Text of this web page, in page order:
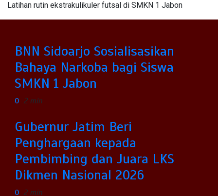
Latihan rutin ekstrakulikuler futsal di SMKN 1 Jabon
BNN Sidoarjo Sosialisasikan
Bahaya Narkoba bagi Siswa
SMKN 1 Jabon
0 2 min
Gubernur Jatim Beri
Penghargaan kepada
Pembimbing dan Juara LKS
Dikmen Nasional 2026
0 2 min